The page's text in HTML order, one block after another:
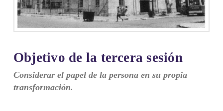
Objetivo de la tercera sesión
Considerar el papel de la persona en su propia
transformación.